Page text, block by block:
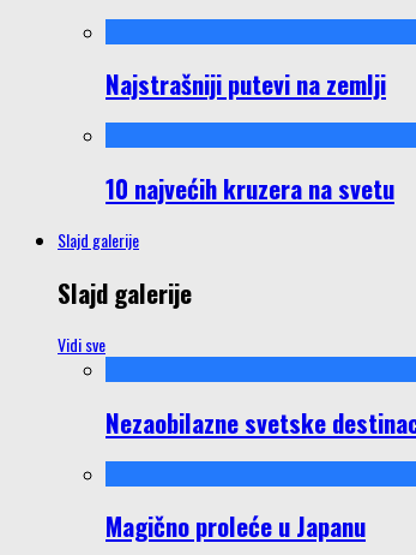
Najstrašniji putevi na zemlji
10 najvećih kruzera na svetu
Slajd galerije
Slajd galerije
Vidi sve
Nezaobilazne svetske
Magično proleće u Japanu